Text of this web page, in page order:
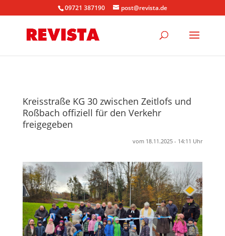
09721 387190 post@revista.de
Kreisstraße KG 30 zwischen Zeitlofs und
Roßbach offiziell für den Verkehr
freigegeben
vom 18.11.2025 - 14:11 Uhr